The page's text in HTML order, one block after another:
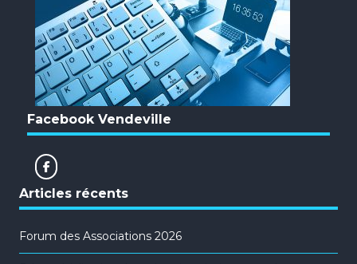
Facebook Vendeville
Articles récents
Forum des Associations 2026